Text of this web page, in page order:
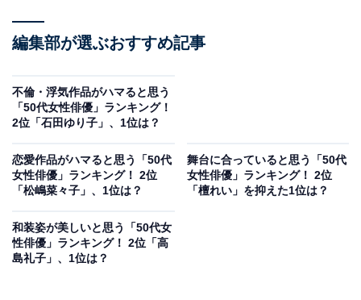
能界入り。モデルやテレビCMなどでも活躍し、俳優業
では映画『キャッツ・アイ』やドラマ『大奥～華の乱
台にも精力的に立っており、また梨園の妻としての一面
もあります。
アンケート回答者からは、「女優業以外も幅広く活躍し
ているイメージだから」（30代女性／北海道）、「エネ
ルギッシュな感じがする」（50代女性／東京都）、
「色々なことに挑戦したり勉強されたりしているイメー
ジがあるから」（30代女性／鳥取県）、「売れっ子のお
編集部が選ぶおすすめ記事
不倫・浮気作品がハマると思う
「50代女性俳優」ランキング！
2位「石田ゆり子」、1位は？
恋愛作品がハマると思う「50代
女性俳優」ランキング！ 2位
「松嶋菜々子」、1位は？
舞台に合っていると思う「50代
女性俳優」ランキング！ 2位
「檀れい」を抑えた1位は？
和装姿が美しいと思う「50代女
性俳優」ランキング！ 2位「高
島礼子」、1位は？